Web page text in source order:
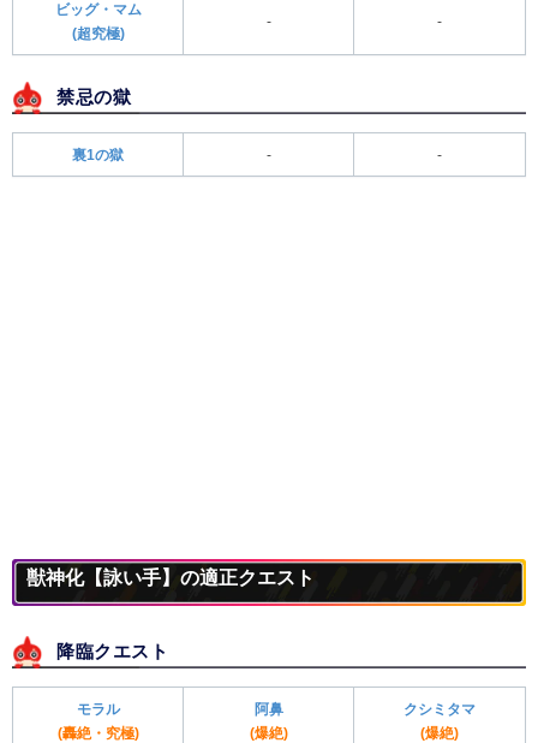
ビッグ・マム
(超究極)
- -
禁忌の獄
裏1の獄 - -
獣神化【詠い手】の適正クエスト
降臨クエスト
モラル
(轟絶・究極)
阿鼻
(爆絶)
クシミタマ
(爆絶)